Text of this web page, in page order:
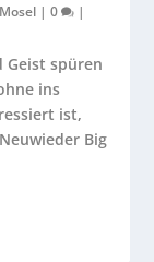
|0 |
Geist spüren
ins
ist,
Big